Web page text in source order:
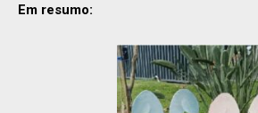
Em resumo: